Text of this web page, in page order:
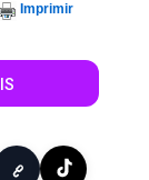
Imprimir